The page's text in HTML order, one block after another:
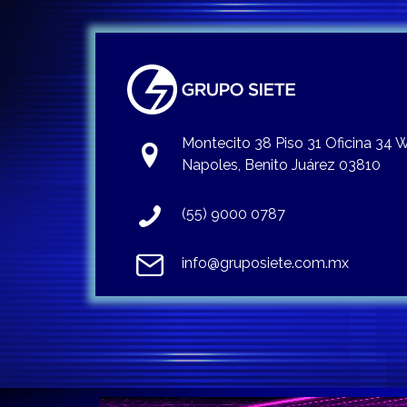
Montecito 38 Piso 31 Oficina 34
Napoles, Benito Juárez 03810
(55) 9000 0787
info@gruposiete.com.mx